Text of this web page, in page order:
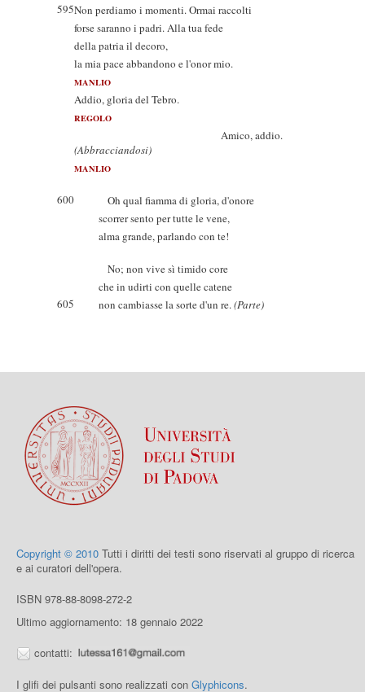
595Non perdiamo i momenti. Ormai raccolti
forse saranno i padri. Alla tua fede
della patria il decoro,
la mia pace abbandono e l'onor mio.
MANLIO
Addio, gloria del Tebro.
REGOLO
Amico, addio.
(Abbracciandosi)
MANLIO
600
Oh qual fiamma di gloria, d'onore
scorrer sento per tutte le vene,
alma grande, parlando con te!
No; non vive sì timido core
che in udirti con quelle catene
605
non cambiasse la sorte d'un re.(Parte)
Copyright © 2010 Tutti i diritti dei testi sono riservati al gruppo di ricerca
e ai curatori dell'opera.
ISBN 978-88-8098-272-2
Ultimo aggiornamento: 18 gennaio 2022
contatti:
I glifi dei pulsanti sono realizzati con Glyphicons.